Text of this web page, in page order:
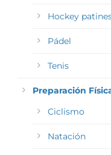
Hockey
Pádel
Tenis
Preparación
Ciclismo
Natación